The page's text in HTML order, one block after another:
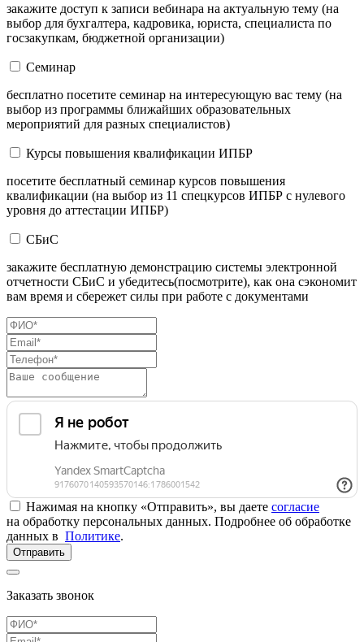
закажите доступ к записи вебинара на актуальную тему (на
выбор для бухгалтера, кадровика, юриста, специалиста по
госзакупкам, бюджетной организации)
Семинар
бесплатно посетите семинар на интересующую вас тему (на
выбор из программы ближайших образовательных
мероприятий для разных специалистов)
Курсы повышения квалификации ИПБР
посетите бесплатный семинар курсов повышения
квалификации (на выбор из 11 спецкурсов ИПБР с нулевого
уровня до аттестации ИПБР)
СБиС
закажите бесплатную демонстрацию системы электронной
отчетности СБиС и убедитесь(посмотрите), как она сэкономит
вам время и сбережет силы при работе с документами
Нажимая на кнопку «Отправить», вы даете согласие
на обработку персональных данных. Подробнее об обработке
данных в Политике.
Отправить
Заказать звонок